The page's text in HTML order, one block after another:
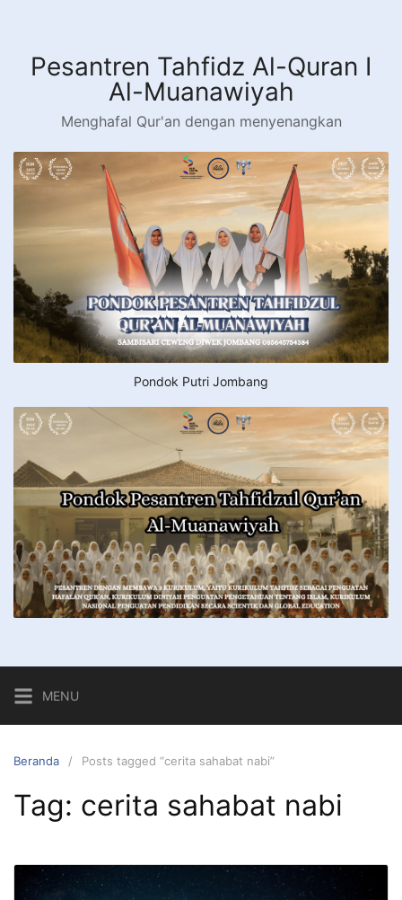
kontenPesantren Tahfidz Al-Quran I
Al-Muanawiyah
Menghafal Qur'an dengan menyenangkan
Pondok Putri Jombang
MENU
Beranda Posts tagged “cerita sahabat nabi”
Tag: cerita sahabat nabi